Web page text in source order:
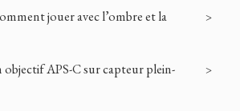
jouer avec l’ombre et la
objectif APS-C sur capteur plein-